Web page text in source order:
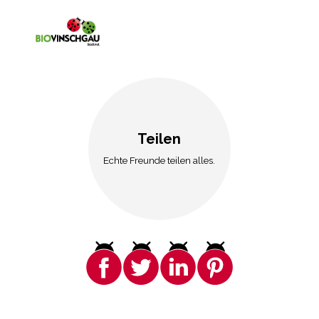
Teilen
Echte Freunde teilen alles.